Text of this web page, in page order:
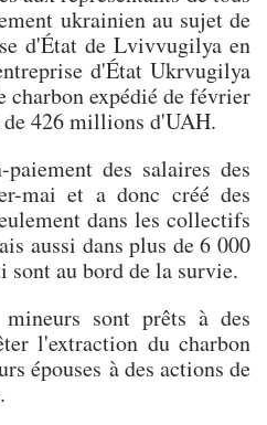
ukrainien au sujet de
d'État de Lvivvugilya en
d'État Ukrvugilya
charbon expédié de février
426 millions d'UAH.
des salaires des
mai et a donc créé des
dans les collectifs
aussi dans plus de 6 000
au bord de la survie.
sont prêts à des
l'extraction du charbon
épouses à des actions de